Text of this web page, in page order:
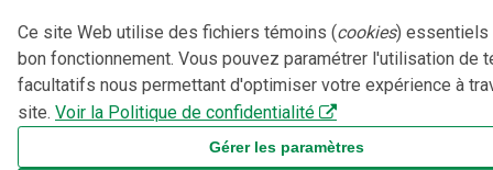
Ce site Web utilise des fichiers témoins (cookies) essentiels
bon fonctionnement. Vous pouvez paramétrer l'utilisation de
facultatifs nous permettant d'optimiser votre expérience à
site. Voir la Politique de confidentialité
Gérer les paramètres